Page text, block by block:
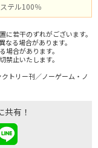
テル100％
若干のずれがございます。
る場合があります。
合があります。
止いたします。
トリー刊／ノーゲーム・ノ
共有！